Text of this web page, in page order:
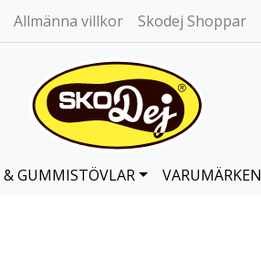
Allmänna villkor Skodej Shoppar
& GUMMISTÖVLAR VARUMÄRKEN